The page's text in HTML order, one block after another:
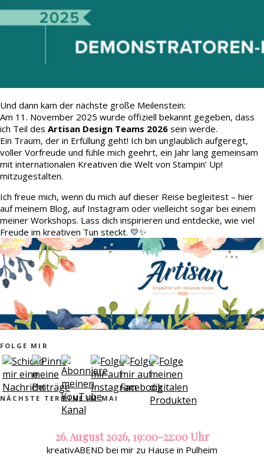
Und dann kam der nächste große Meilenstein:
Am 11. November 2025 wurde offiziell bekannt gegeben, dass
ich Teil des Artisan Design Teams 2026 sein werde.
Ein Traum, der in Erfüllung geht! Ich bin unglaublich aufgeregt,
voller Vorfreude und fühle mich geehrt, ein Jahr lang gemeinsam
mit internationalen Kreativen die Welt von Stampin’ Up!
mitzugestalten.
Ich freue mich, wenn du mich auf dieser Reise begleitest – hier
auf meinem Blog, auf Instagram oder vielleicht sogar bei einem
meiner Workshops. Lass dich inspirieren und entdecke, wie viel
Freude im kreativen Tun steckt. 💛✨
FOLGE MIR
NÄCHSTE TERMINE IM MAI
26. August 2026, 19:00-22:00 Uhr
kreativABEND bei mir zu Hause in Pulheim